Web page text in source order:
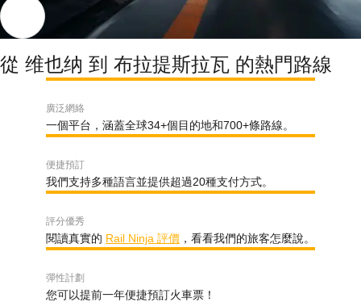
從 维也纳 到 布拉提斯拉瓦 的熱門路線
廣泛網絡
一個平台，涵蓋全球34+個目的地和700+條路線。
便捷預訂
我們支持多種語言並提供超過20種支付方式。
評分優秀
閱讀真實的 Rail Ninja 評價 ，看看我們的旅客怎麼說。
彈性計劃
您可以提前一年便捷預訂火車票！